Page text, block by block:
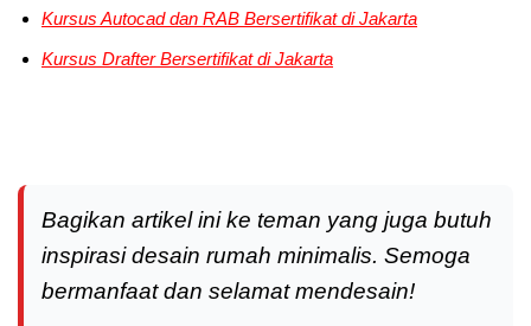
Kursus Autocad dan RAB Bersertifikat di Jakarta
Kursus DrafterBersertifikat di Jakarta
Bagikan artikel ini ke teman yang juga butuh
inspirasi desain rumah minimalis. Semoga
bermanfaat dan selamat mendesain!